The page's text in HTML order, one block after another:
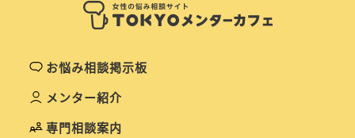
お悩み相談掲示板
メンター紹介
専門相談案内